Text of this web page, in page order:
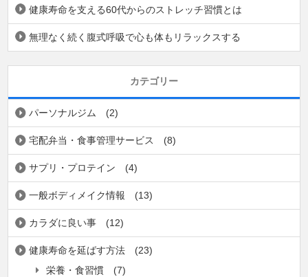
健康寿命を支える60代からのストレッチ習慣とは
無理なく続く腹式呼吸で心も体もリラックスする
カテゴリー
パーソナルジム (2)
宅配弁当・食事管理サービス (8)
サプリ・プロテイン (4)
一般ボディメイク情報 (13)
カラダに良い事 (12)
健康寿命を延ばす方法
(23)
栄養・食習慣
(7)